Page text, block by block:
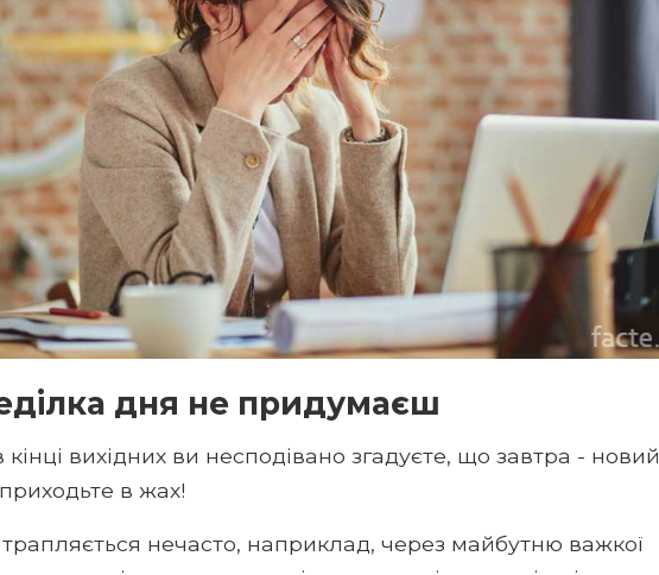
дня не придумаєш
вихідних ви несподівано згадуєте, що завтра - новий
в жах!
нечасто, наприклад, через майбутню важкої